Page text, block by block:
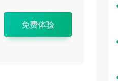
免费体验